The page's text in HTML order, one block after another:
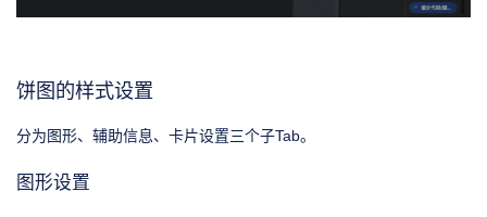
饼图的样式设置
分为图形、辅助信息、卡片设置三个子Tab。
图形设置